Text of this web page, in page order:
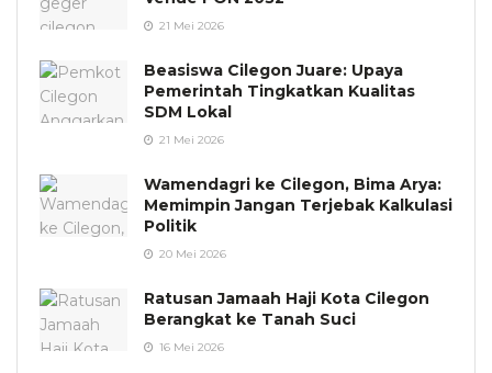
21 Mei 2026
Beasiswa Cilegon Juare: Upaya
Pemerintah Tingkatkan Kualitas
SDM Lokal
21 Mei 2026
Wamendagri ke Cilegon, Bima Arya:
Memimpin Jangan Terjebak Kalkulasi
Politik
20 Mei 2026
Ratusan Jamaah Haji Kota Cilegon
Berangkat ke Tanah Suci
16 Mei 2026